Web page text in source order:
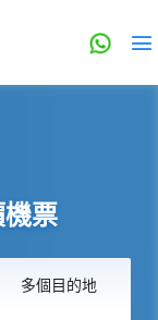
票
多個目的地